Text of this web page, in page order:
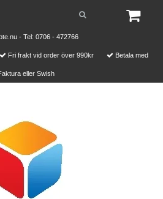
- Tel: 0706 - 472766
Fri frakt vid order över 990kr Betala med
eller Swish